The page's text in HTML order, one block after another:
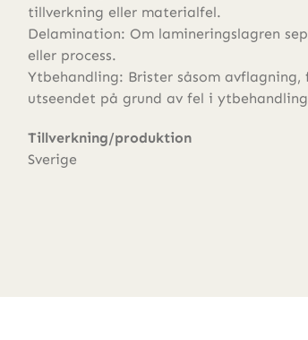
tillverkning eller materialfel.
Delamination: Om lamineringslagren
eller process.
Ytbehandling: Brister såsom
utseendet på grund av fel i
Tillverkning/produktion
Sverige